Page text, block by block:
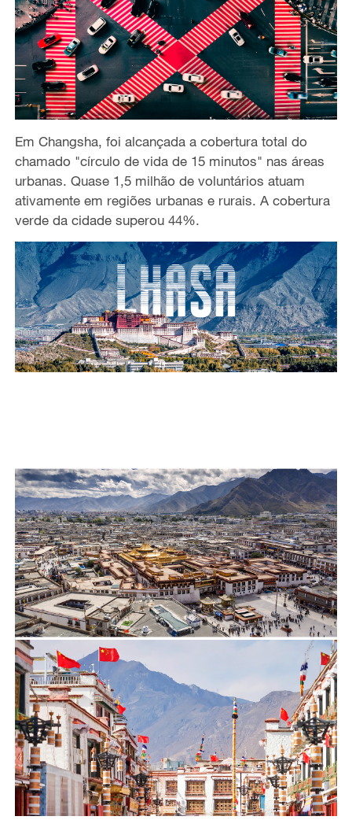
Em Changsha, foi alcançada a cobertura total do
chamado "círculo de vida de 15 minutos" nas áreas
urbanas. Quase 1,5 milhão de voluntários atuam
ativamente em regiões urbanas e rurais. A cobertura
verde da cidade superou 44%.